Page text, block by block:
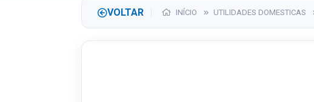
VOLTAR INÍCIO UTILIDADES DOMESTICAS